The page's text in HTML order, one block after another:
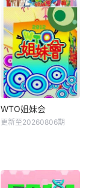
WTO姐妹会
更新至20260806期